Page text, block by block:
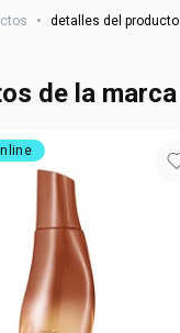
• detalles del producto
de la marca